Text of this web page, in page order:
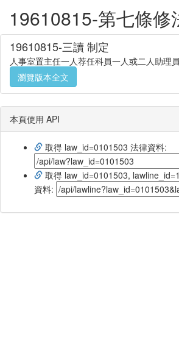
19610815-第七條修
19610815-三讀 制定
人事室置主任一人荐任科員一人或二人助理
瀏覽版本全文
本頁使用 API
取得 law_id=0101503 法律資料:
取得 law_id=0101503,
資料: